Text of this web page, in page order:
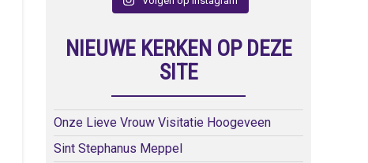
NIEUWE KERKEN OP DEZE
SITE
Onze Lieve Vrouw Visitatie Hoogeveen
Sint Stephanus Meppel